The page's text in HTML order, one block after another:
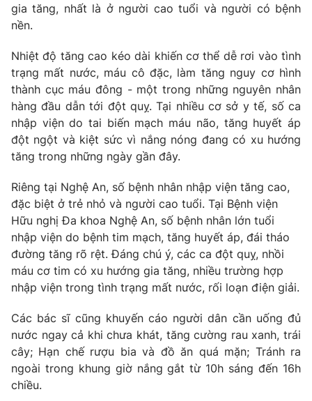
Góc doanh nghiệp
Truyền hình
Hậu trường
Nhân vật
Khán giả
Giải sao mai
Giải trí
Điện ảnh
Âm nhạc
Sao
Đời sống
Du lịch
Làm đẹp
Giáo dục
Tuyển sinh
Học trực tuyến
Hitech Công nghệ tương lai
Sản phẩm
Thị trường
Tư vấn
Giao lưu trực tuyến
Lịch phát sóng
Emagazine Podcast
Photo Infographic
gia tăng, nhất là ở người cao tuổi và người có bệnh
nền.
Nhiệt độ tăng cao kéo dài khiến cơ thể dễ rơi vào tình
trạng mất nước, máu cô đặc, làm tăng nguy cơ hình
thành cục máu đông - một trong những nguyên nhân
hàng đầu dẫn tới đột quỵ. Tại nhiều cơ sở y tế, số ca
nhập viện do tai biến mạch máu não, tăng huyết áp
đột ngột và kiệt sức vì nắng nóng đang có xu hướng
tăng trong những ngày gần đây.
Riêng tại Nghệ An, số bệnh nhân nhập viện tăng cao,
đặc biệt ở trẻ nhỏ và người cao tuổi. Tại Bệnh viện
Hữu nghị Đa khoa Nghệ An, số bệnh nhân lớn tuổi
nhập viện do bệnh tim mạch, tăng huyết áp, đái tháo
đường tăng rõ rệt. Đáng chú ý, các ca đột quỵ, nhồi
máu cơ tim có xu hướng gia tăng, nhiều trường hợp
nhập viện trong tình trạng mất nước, rối loạn điện giải.
Các bác sĩ cũng khuyến cáo người dân cần uống đủ
nước ngay cả khi chưa khát, tăng cường rau xanh, trái
cây; Hạn chế rượu bia và đồ ăn quá mặn; Tránh ra
ngoài trong khung giờ nắng gắt từ 10h sáng đến 16h
chiều.